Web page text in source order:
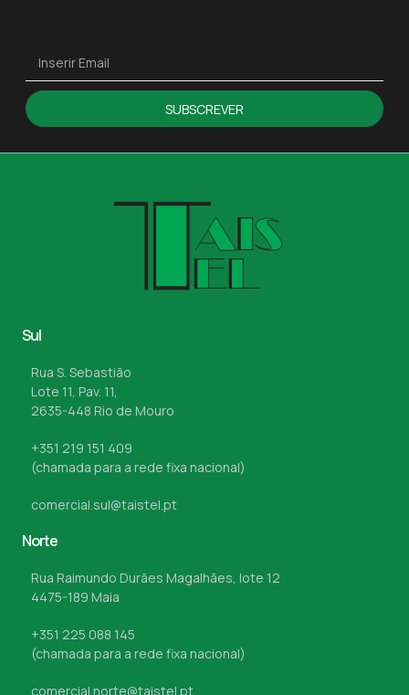
SUBSCREVER
Sul
Rua S. Sebastião
Lote 11, Pav. 11,
2635-448 Rio de Mouro
+351 219 151 409
(chamada para a rede fixa nacional)
comercial.sul@taistel.pt
Norte
Rua Raimundo Durães Magalhães, lote 12
4475-189 Maia
+351 225 088 145
(chamada para a rede fixa nacional)
comercial.norte@taistel.pt